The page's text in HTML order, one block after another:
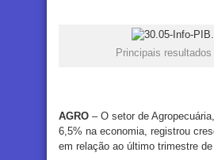
Principais
AGRO – O setor de
6,5% na economia, registrou
em relação ao último trimestre de